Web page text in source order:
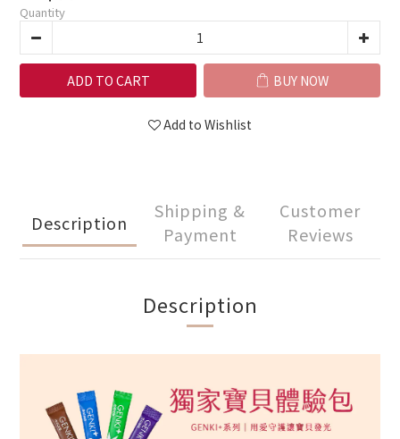
Quantity
ADD TO CART BUY NOW
Add to Wishlist
Description
Shipping &
Payment
Customer
Reviews
Description